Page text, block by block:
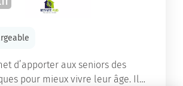
d’apporter aux seniors des
pour mieux vivre leur âge. Il